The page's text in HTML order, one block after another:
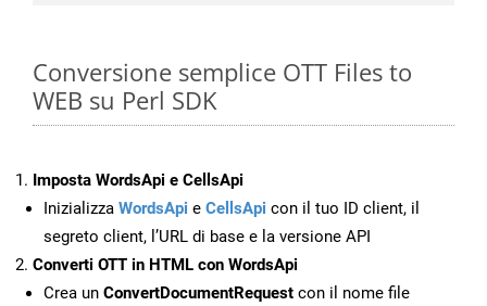
Conversione semplice OTT Files to
WEB su Perl SDK
Imposta WordsApi e CellsApi
Inizializza WordsApi e CellsApi con il tuo ID client, il
segreto client, l’URL di base e la versione API
Converti OTT in HTML con WordsApi
Crea un ConvertDocumentRequest con il nome file